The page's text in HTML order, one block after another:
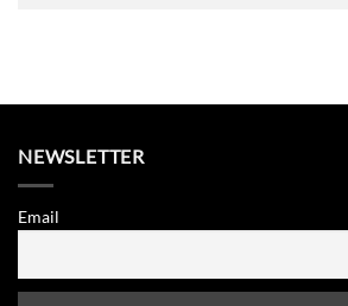
NEWSLETTER
Email